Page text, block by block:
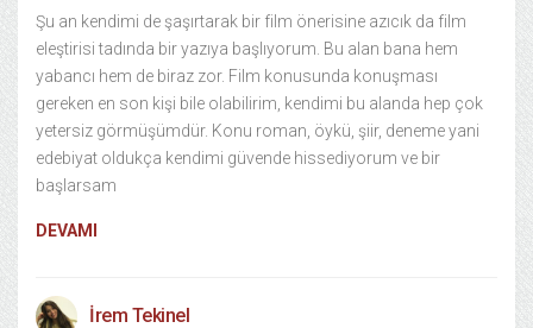
Şu an kendimi de şaşırtarak bir film önerisine azıcık da film
eleştirisi tadında bir yazıya başlıyorum. Bu alan bana hem
yabancı hem de biraz zor. Film konusunda konuşması
gereken en son kişi bile olabilirim, kendimi bu alanda hep çok
yetersiz görmüşümdür. Konu roman, öykü, şiir, deneme yani
edebiyat oldukça kendimi güvende hissediyorum ve bir
başlarsam
DEVAMI
İrem Tekinel